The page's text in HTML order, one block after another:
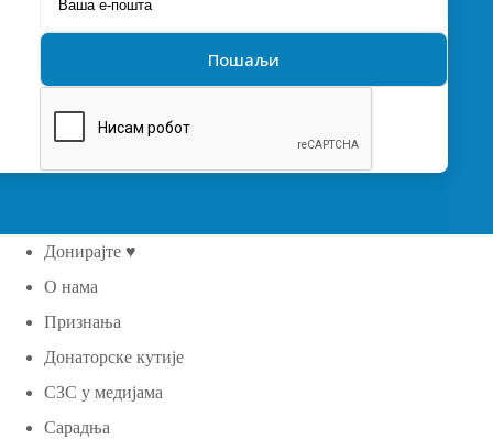
Донирајте ♥
О нама
Признања
Донаторске кутије
СЗС у медијама
Сарадња